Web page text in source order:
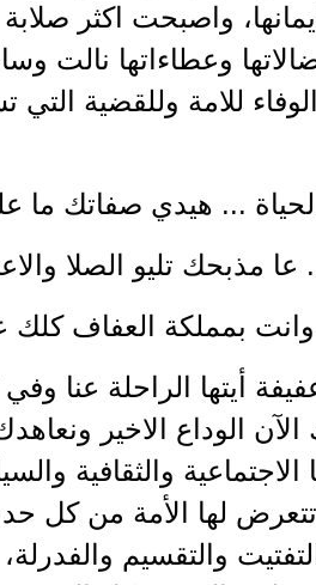
واصبحت اكثر
وعطاءاتها نالت
للامة وللقضية
... هيدي صفاتك ما
مذبحك تليو الصلا
بمملكة العفاف
أيتها الراحلة عنا
الوداع الاخير
الاجتماعية والثقافية
تتعرض لها الأمة من
والتقسيم